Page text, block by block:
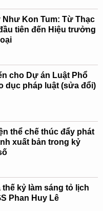
Như Kon Tum: Từ Thạc
tiên đến Hiệu trưởng
cho Dự án Luật Phổ
dục pháp luật (sửa đổi)
thể chế thúc đẩy phát
xuất bản trong kỷ
thế kỷ làm sáng tỏ lịch
Phan Huy Lê